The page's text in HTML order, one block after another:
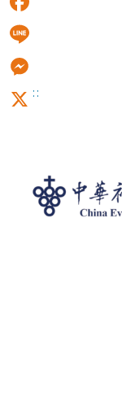
:::
Facebook
Line
Messenger